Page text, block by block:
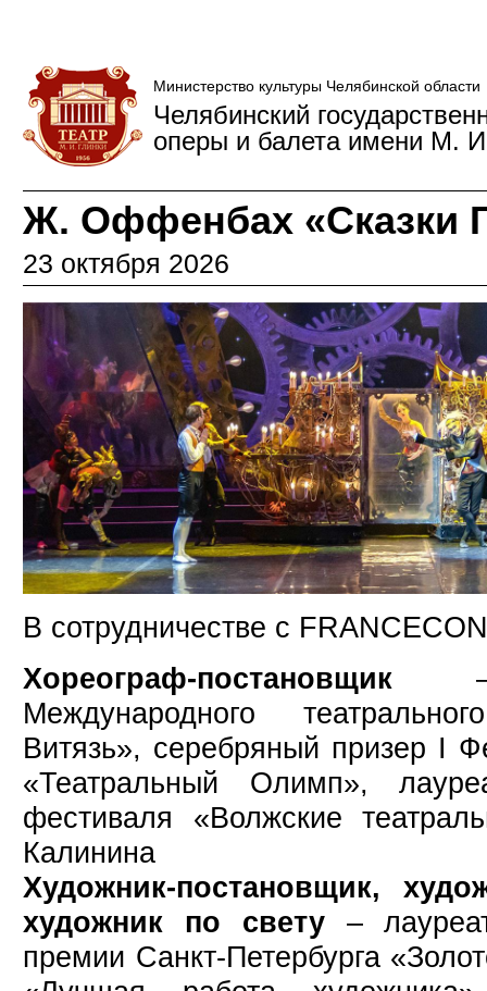
Министерство культуры Челябинской области
Челябинский
оперы и балета имени М.
Ж. Оффенбах «Сказки
23 октября 2026
В сотрудничестве с
Хореограф-постановщик –
Международного
Витязь», серебряный призер I
«Театральный Олимп»,
фестиваля «Волжские
Калинина
Художник-постановщик,
художник по свету–
премии Санкт-Петербурга